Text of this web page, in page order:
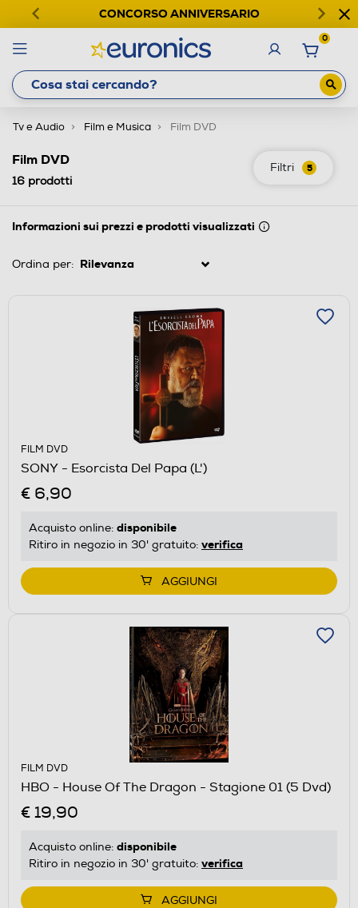
CONCORSO ANNIVERSARIO
0
Tv e Audio Film e Musica Film DVD
Filtri 5
Film DVD
16 prodotti
Informazioni sui prezzi e prodotti visualizzati
Ordina per:
FILM DVD
SONY - Esorcista Del Papa (L')
€ 6,90
Acquisto online: disponibile
Ritiro in negozio in 30' gratuito: verifica
AGGIUNGI
FILM DVD
HBO - House Of The Dragon - Stagione 01 (5 Dvd)
€ 19,90
Acquisto online: disponibile
Ritiro in negozio in 30' gratuito: verifica
AGGIUNGI